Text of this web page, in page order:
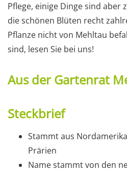
Pflege, einige Dinge sind aber
die schönen Blüten recht
Pflanze nicht von Mehltau
sind, lesen Sie bei uns!
Aus der Gartenrat
Steckbrief
Stammt aus
Prärien
Name stammt von den